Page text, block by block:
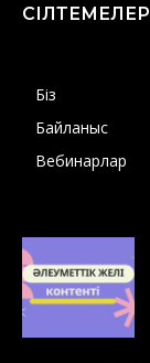
СІЛТЕМЕЛЕР
Біз
Байланыс
Вебинарлар